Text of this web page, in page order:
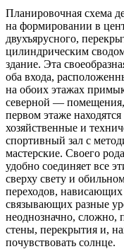
Планировочная схема
на формировании в
двухъярусного,
цилиндрическим
здание. Эта
оба входа,
на обоих этажах
северной —
первом этаже
хозяйственные и
спортивный зал с
мастерские. Своего
удобно соединяет все
сверху свету и
переходов,
связывающих разные
неоднозначно, сложно,
стены, перекрытия и,
почувствовать солнце.